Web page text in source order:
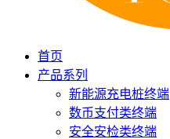
首页
产品系列
新能源充电桩终端
数币支付类终端
安全安检类终端